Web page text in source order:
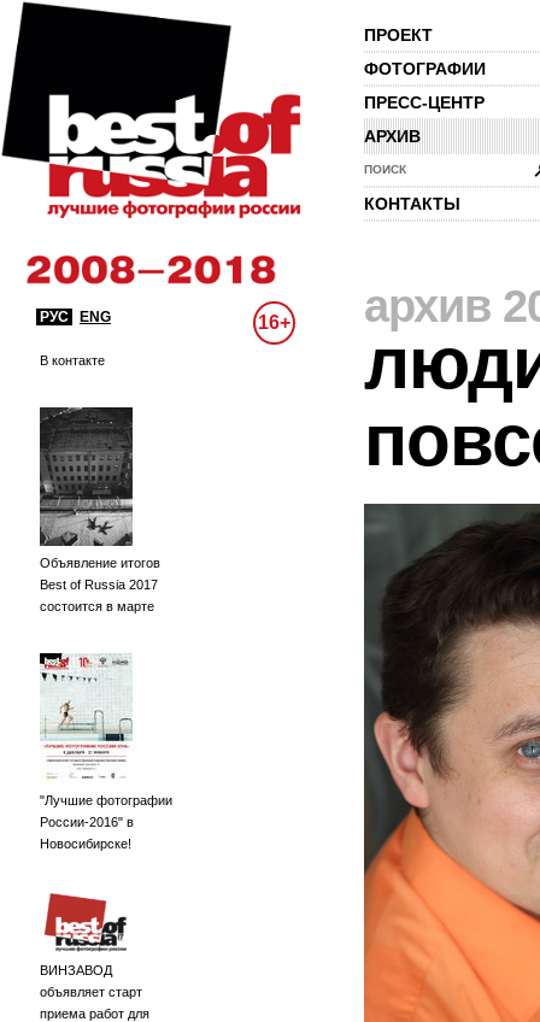
ПРОЕКТ
ФОТОГРАФИИ
ПРЕСС-ЦЕНТР
АРХИВ
ПОИСК
КОНТАКТЫ
РУС ENG 16+
В контакте
Объявление итогов
Best of Russia 2017
состоится в марте
"Лучшие фотографии
России-2016" в
Новосибирске!
ВИНЗАВОД
объявляет старт
приема работ для
архив